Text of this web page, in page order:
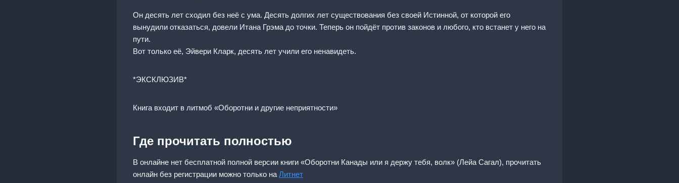
Он десять лет сходил без неё с ума. Десять долгих лет существования без своей Истинной, от которой его
вынудили отказаться, довели Итана Грэма до точки. Теперь он пойдёт против законов и любого, кто встанет у него на
пути.
Вот только её, Эйвери Кларк, десять лет учили его ненавидеть.
*ЭКСКЛЮЗИВ*
Книга входит в литмоб «Оборотни и другие неприятности»
Где прочитать полностью
В онлайне нет бесплатной полной версии книги «Оборотни Канады или я держу тебя, волк» (Лейа Сагал), прочитать
онлайн без регистрации можно только на Литнет